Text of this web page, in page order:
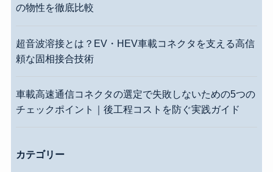
の物性を徹底比較
超音波溶接とは？EV・HEV車載コネクタを支える高信
頼な固相接合技術
車載高速通信コネクタの選定で失敗しないための5つの
チェックポイント｜後工程コストを防ぐ実践ガイド
カテゴリー